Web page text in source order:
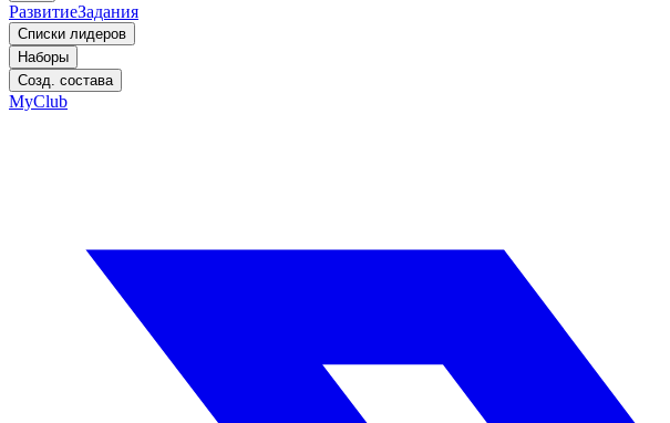
РазвитиеЗадания
Списки лидеров
Наборы
Созд. состава
MyClub